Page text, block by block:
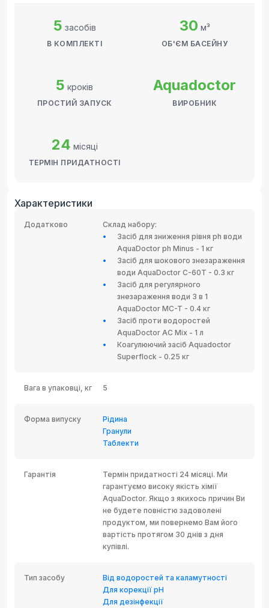
5 засобів
В КОМПЛЕКТІ
30 м³
ОБ'ЄМ БАСЕЙНУ
5 кроків
ПРОСТИЙ ЗАПУСК
Aquadoctor
ВИРОБНИК
24 місяці
ТЕРМІН ПРИДАТНОСТІ
Характеристики
Додатково
Склад набору:
Засіб для зниження рівня ph води
AquaDoctor ph Minus - 1 кг
Засіб для шокового знезараження
води AquaDoctor C-60T - 0.3 кг
Засіб для регулярного
знезараження води 3 в 1
AquaDoctor MC-T - 0.4 кг
Засіб проти водоростей
AquaDoctor AC Mix - 1 л
Коагулюючий засіб Aquadoctor
Superflock - 0.25 кг
Вага в упаковці, кг 5
Форма випуску
Рідина
Гранули
Таблекти
Гарантія
Термін придатності 24 місяці. Ми
гарантуємо високу якість хімії
AquaDoctor. Якщо з якихось причин Ви
не будете повністю задоволені
продуктом, ми повернемо Вам його
вартість протягом 30 днів з дня
купівлі.
Тип засобу
Від водоростей та каламутності
Для корекції рH
Для дезінфекції